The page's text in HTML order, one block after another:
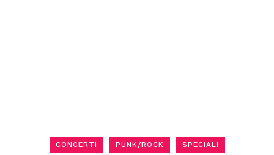
CONCERTI PUNK/ROCK SPECIALI